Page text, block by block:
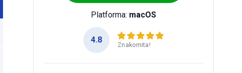
Platforma: macOS
4.8
Znakomita!